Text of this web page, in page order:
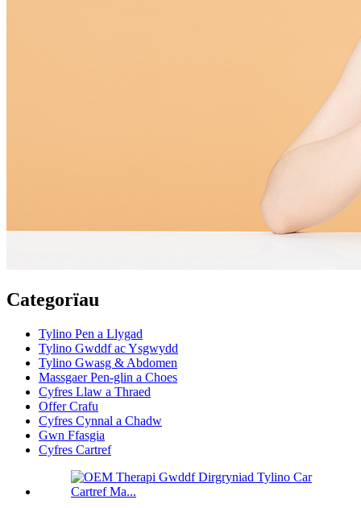
Categorïau
Tylino Pen a Llygad
Tylino Gwddf ac Ysgwydd
Tylino Gwasg & Abdomen
Massgaer Pen-glin a Choes
Cyfres Llaw a Thraed
Offer Crafu
Cyfres Cynnal a Chadw
Gwn Ffasgia
Cyfres Cartref